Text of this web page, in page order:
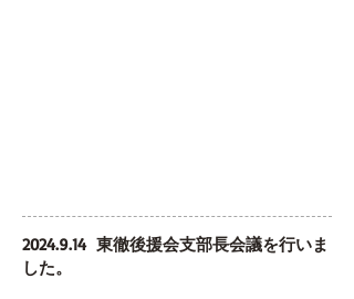
2024.9.14 東徹後援会支部長会議を行いま
した。